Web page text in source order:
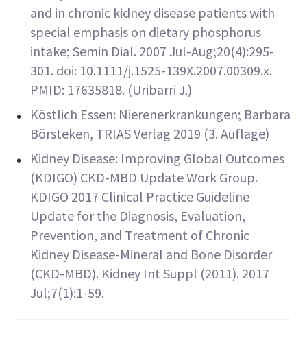
and in chronic kidney disease patients with
special emphasis on dietary phosphorus
intake; Semin Dial. 2007 Jul-Aug;20(4):295-
301. doi: 10.1111/j.1525-139X.2007.00309.x.
PMID: 17635818. (Uribarri J.)
Köstlich Essen: Nierenerkrankungen; Barbara
Börsteken, TRIAS Verlag 2019 (3. Auflage)
Kidney Disease: Improving Global Outcomes
(KDIGO) CKD-MBD Update Work Group.
KDIGO 2017 Clinical Practice Guideline
Update for the Diagnosis, Evaluation,
Prevention, and Treatment of Chronic
Kidney Disease-Mineral and Bone Disorder
(CKD-MBD). Kidney Int Suppl (2011). 2017
Jul;7(1):1-59.